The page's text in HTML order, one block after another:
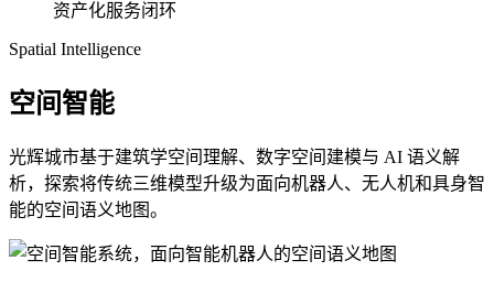
资产化服务闭环
Spatial Intelligence
空间智能
光辉城市基于建筑学空间理解、数字空间建模与 AI 语义解
析，探索将传统三维模型升级为面向机器人、无人机和具身智
能的空间语义地图。